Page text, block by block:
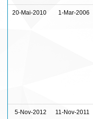
20-Mai-2010 1-Mar-2006
5-Nov-2012 11-Nov-2011